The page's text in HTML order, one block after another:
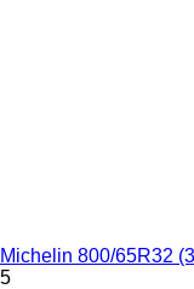
Michelin 800/65R32
5